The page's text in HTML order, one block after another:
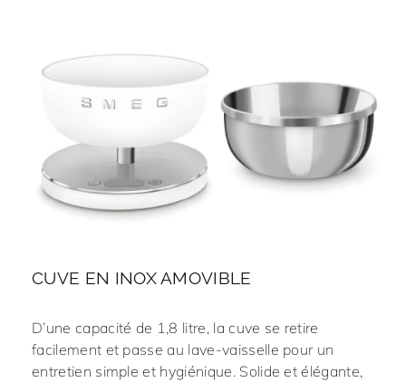
CUVE EN INOX AMOVIBLE
D’une capacité de 1,8 litre, la cuve se retire
facilement et passe au lave-vaisselle pour un
entretien simple et hygiénique. Solide et élégante,